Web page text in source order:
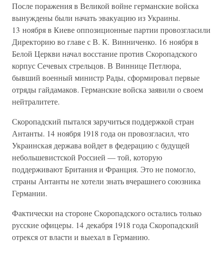
После поражения в Великой войне германские войска
вынуждены были начать эвакуацию из Украины.
13 ноября в Киеве оппозиционные партии провозгласили
Директорию во главе с В. К. Винниченко. 16 ноября в
Белой Церкви начал восстание против Скоропадского
корпус Сечевых стрельцов. В Виннице Петлюра,
бывший военный министр Рады, сформировал первые
отряды гайдамаков. Германские войска заявили о своем
нейтралитете.
Скоропадский пытался заручиться поддержкой стран
Антанты. 14 ноября 1918 года он провозгласил, что
Украинская держава войдет в федерацию с будущей
небольшевистской Россией — той, которую
поддерживают Британия и Франция. Это не помогло,
страны Антанты не хотели знать вчерашнего союзника
Германии.
Фактически на стороне Скоропадского остались только
русские офицеры. 14 декабря 1918 года Скоропадский
отрекся от власти и выехал в Германию.